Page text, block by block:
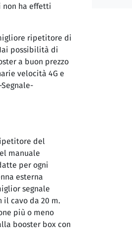
non ha effetti
ripetitore di
possibilità di
a buon prezzo
velocità 4G e
del
manuale
per ogni
esterna
segnale
il cavo da 20 m.
più o meno
booster box con